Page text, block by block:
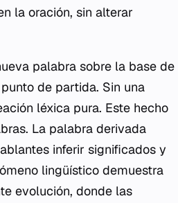
la oración, sin alterar
palabra sobre la base de
de partida. Sin una
léxica pura. Este hecho
La palabra derivada
inferir significados y
lingüístico demuestra
evolución, donde las